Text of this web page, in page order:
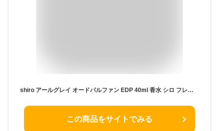
shiro アールグレイ オードパルファン EDP 40ml 香水 シロ フレグランス 化粧品 紅茶の香り 正規品 新品 ブランド 2025年 ギフト 誕生日プレゼント 通販 父の日 実用的
この商品をサイトでみる